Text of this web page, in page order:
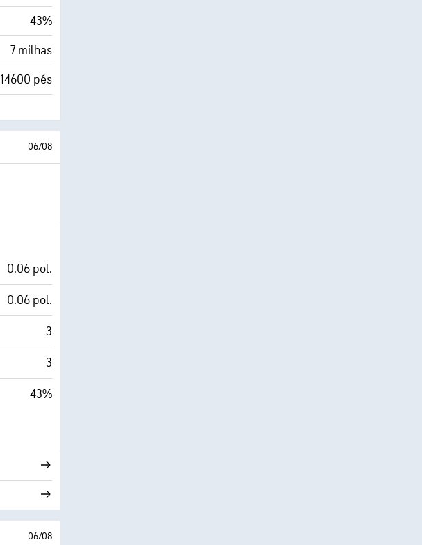
43%
7 milhas
14600 pés
06/08
0.06 pol.
0.06 pol.
3
3
43%
06/08